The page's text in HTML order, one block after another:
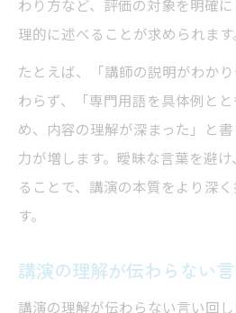
理的に述べることが求められます
たとえば、「講師の説明がわか
わらず、「専門用語を具体例と
め、内容の理解が深まった」と
力が増します。曖昧な言葉を避
ることで、講演の本質をより深く
す。
講演の理解が伝わらない言
講演の理解が伝わらない言い回